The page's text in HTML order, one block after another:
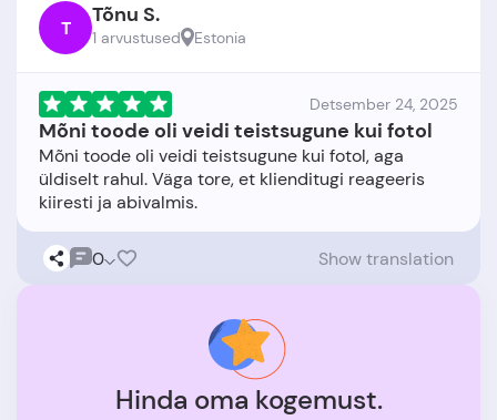
T Tõnu S.
1 arvustused Estonia
Detsember 24, 2025
Mõni toode oli veidi teistsugune kui fotol
Mõni toode oli veidi teistsugune kui fotol, aga
üldiselt rahul. Väga tore, et klienditugi reageeris
0 Show translation
Hinda oma kogemust.